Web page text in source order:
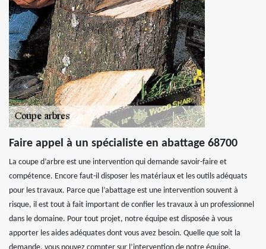
Faire appel à un spécialiste en abattage 68700
La coupe d’arbre est une intervention qui demande savoir-faire et
compétence. Encore faut-il disposer les matériaux et les outils adéquats
pour les travaux. Parce que l’abattage est une intervention souvent à
risque, il est tout à fait important de confier les travaux à un professionnel
dans le domaine. Pour tout projet, notre équipe est disposée à vous
apporter les aides adéquates dont vous avez besoin. Quelle que soit la